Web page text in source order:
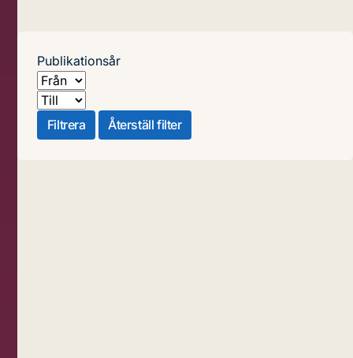
Publikationsår
Från
Till
Filtrera
Återställ filter